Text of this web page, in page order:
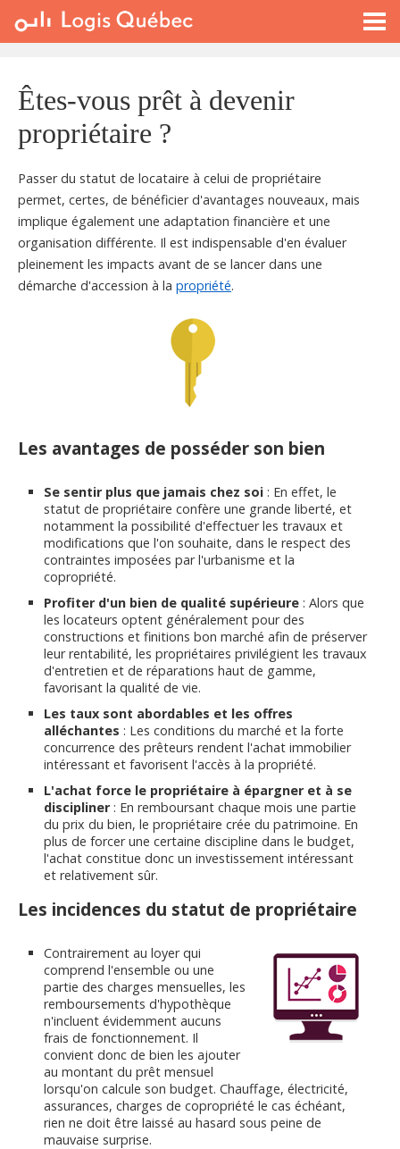
À LOUER
PLACER UNE ANNONCE
SERVICE PRO
Êtes-vous prêt à devenir
propriétaire ?
Passer du statut de locataire à celui de propriétaire
permet, certes, de bénéficier d'avantages nouveaux, mais
implique également une adaptation financière et une
organisation différente. Il est indispensable d'en évaluer
pleinement les impacts avant de se lancer dans une
démarche d'accession à la propriété.
Les avantages de posséder son bien
Se sentir plus que jamais chez soi: En effet, le
statut de propriétaire confère une grande liberté, et
notamment la possibilité d'effectuer les travaux et
modifications que l'on souhaite, dans le respect des
contraintes imposées par l'urbanisme et la
copropriété.
Profiter d'un bien de qualité supérieure: Alors que
les locateurs optent généralement pour des
constructions et finitions bon marché afin de préserver
leur rentabilité, les propriétaires privilégient les travaux
d'entretien et de réparations haut de gamme,
favorisant la qualité de vie.
Les taux sont abordables et les offres
alléchantes : Les conditions du marché et la forte
concurrence des prêteurs rendent l'achat immobilier
intéressant et favorisent l'accès à la propriété.
L'achat force le propriétaire à épargner et à se
discipliner : En remboursant chaque mois une partie
du prix du bien, le propriétaire crée du patrimoine. En
plus de forcer une certaine discipline dans le budget,
l'achat constitue donc un investissement intéressant
et relativement sûr.
Les incidences du statut de propriétaire
Contrairement au loyer qui
comprend l'ensemble ou une
partie des charges mensuelles, les
remboursements d'hypothèque
n'incluent évidemment aucuns
frais de fonctionnement. Il
convient donc de bien les ajouter
au montant du prêt mensuel
lorsqu'on calcule son budget. Chauffage, électricité,
assurances, charges de copropriété le cas échéant,
rien ne doit être laissé au hasard sous peine de
mauvaise surprise.